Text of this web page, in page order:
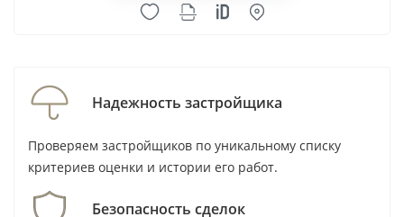
Надежность застройщика
Проверяем застройщиков по уникальному списку
критериев оценки и истории его работ.
Безопасность сделок